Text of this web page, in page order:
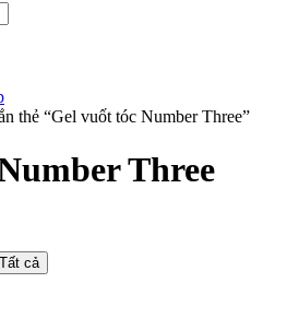
thẻ “Gel vuốt tóc Number Three”
Three
Tất cả